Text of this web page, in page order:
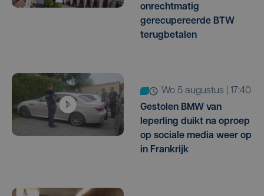
onrechtmatig
gerecupereerde BTW
terugbetalen
wo 5 augustus | 17:40
Gestolen BMW van
Ieperling duikt na oproep
op sociale media weer op
in Frankrijk